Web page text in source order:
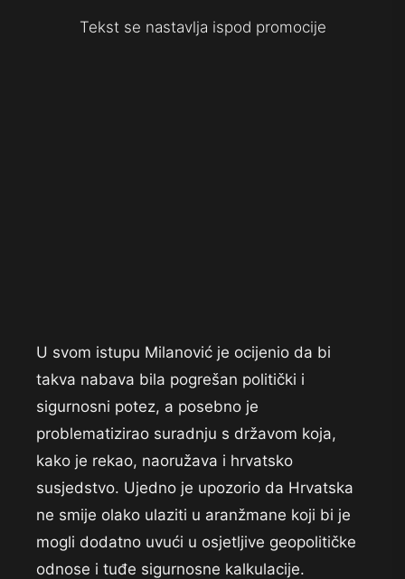
Tekst se nastavlja ispod promocije
U svom istupu Milanović je ocijenio da bi
takva nabava bila pogrešan politički i
sigurnosni potez, a posebno je
problematizirao suradnju s državom koja,
kako je rekao, naoružava i hrvatsko
susjedstvo. Ujedno je upozorio da Hrvatska
ne smije olako ulaziti u aranžmane koji bi je
mogli dodatno uvući u osjetljive geopolitičke
odnose i tuđe sigurnosne kalkulacije.